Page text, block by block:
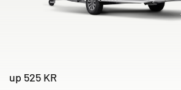
up 525 KR